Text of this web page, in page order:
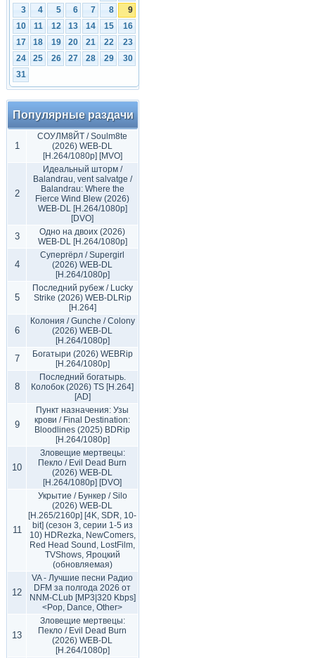
3
4 5 6 7 8
9
10
11 12 13 14 15
16
17
18 19 20 21 22
23
24
25 26 27 28 29
30
31
Популярные раздачи
1
СОУЛМ8ЙТ / Soulm8te
(2026) WEB-DL
[H.264/1080p] [MVO]
2
Идеальный шторм /
Balandrau, vent salvatge /
Balandrau: Where the
Fierce Wind Blew (2026)
WEB-DL [H.264/1080p]
[DVO]
3
Одно на двоих (2026)
WEB-DL [H.264/1080p]
4
Супергёрл / Supergirl
(2026) WEB-DL
[H.264/1080p]
5
Последний рубеж / Lucky
Strike (2026) WEB-DLRip
[H.264]
6
Колония / Gunche / Colony
(2026) WEB-DL
[H.264/1080p]
7
Богатыри (2026) WEBRip
[H.264/1080p]
8
Последний богатырь.
Колобок (2026) TS [H.264]
[AD]
9
Пункт назначения: Узы
крови / Final Destination:
Bloodlines (2025) BDRip
[H.264/1080p]
10
Зловещие мертвецы:
Пекло / Evil Dead Burn
(2026) WEB-DL
[H.264/1080p] [DVO]
11
Укрытие / Бункер / Silo
(2026) WEB-DL
[H.265/2160p] [4K, SDR, 10-
bit] (сезон 3, серии 1-5 из
10) HDRezka, NewComers,
Red Head Sound, LostFilm,
TVShows, Яроцкий
(обновляемая)
12
VA - Лучшие песни Радио
DFM за полгода 2026 от
NNM-CLub [MP3|320 Kbps]
<Pop, Dance, Other>
13
Зловещие мертвецы:
Пекло / Evil Dead Burn
(2026) WEB-DL
[H.264/1080p]